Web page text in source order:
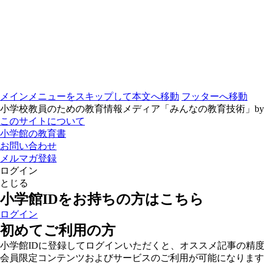
メインメニューをスキップして本文へ移動 フッターへ移動
小学校教員のための教育情報メディア「みんなの教育技術」
このサイトについて
小学館の教育書
お問い合わせ
メルマガ登録
ログイン
とじる
小学館IDをお持ちの方はこちら
ログイン
初めてご利用の方
小学館IDに登録してログインいただくと、オススメ記事の精
会員限定コンテンツおよびサービスのご利用が可能になりま